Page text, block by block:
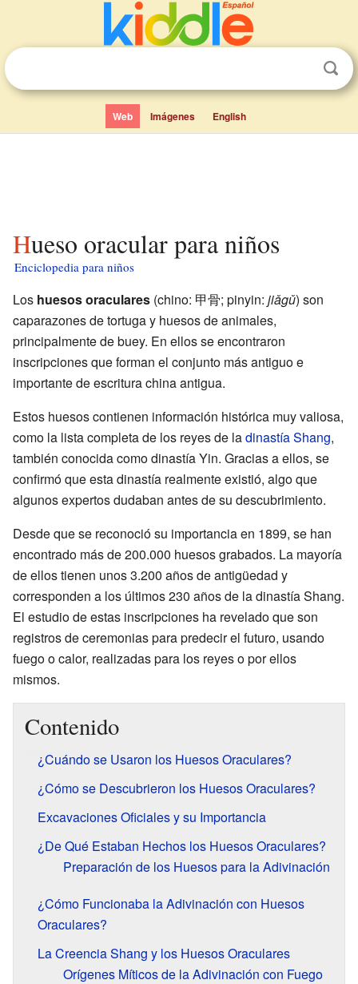
Web Imágenes English
Hueso oracular para niños
Enciclopedia para niños
Los huesos oraculares (chino: 甲骨; pinyin: jiǎgǔ) son
caparazones de tortuga y huesos de animales,
principalmente de buey. En ellos se encontraron
inscripciones que forman el conjunto más antiguo e
importante de escritura china antigua.
Estos huesos contienen información histórica muy valiosa,
como la lista completa de los reyes de ladinastía Shang,
también conocida como dinastía Yin. Gracias a ellos, se
confirmó que esta dinastía realmente existió, algo que
algunos expertos dudaban antes de su descubrimiento.
Desde que se reconoció su importancia en 1899, se han
encontrado más de 200.000 huesos grabados. La mayoría
de ellos tienen unos 3.200 años de antigüedad y
corresponden a los últimos 230 años de la dinastía Shang.
El estudio de estas inscripciones ha revelado que son
registros de ceremonias para predecir el futuro, usando
fuego o calor, realizadas para los reyes o por ellos
mismos.
Contenido
¿Cuándo se Usaron los Huesos Oraculares?
¿Cómo se Descubrieron los Huesos Oraculares?
Excavaciones Oficiales y su Importancia
¿De Qué Estaban Hechos los Huesos Oraculares?
Preparación de los Huesos para la Adivinación
¿Cómo Funcionaba la Adivinación con Huesos
Oraculares?
La Creencia Shang y los Huesos Oraculares
Orígenes Míticos de la Adivinación con Fuego